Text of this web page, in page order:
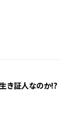
き証人なのか